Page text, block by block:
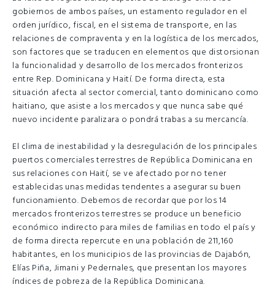
gobiernos de ambos países, un estamento regulador en el
orden jurídico, fiscal, en el sistema de transporte, en las
relaciones de compraventa y en la logística de los mercados,
son factores que se traducen en elementos que distorsionan
la funcionalidad y desarrollo de los mercados fronterizos
entre Rep. Dominicana y Haití. De forma directa, esta
situación afecta al sector comercial, tanto dominicano como
haitiano, que asiste a los mercados y que nunca sabe qué
nuevo incidente paralizara o pondrá trabas a su mercancía.
El clima de inestabilidad y la desregulación de los principales
puertos comerciales terrestres de República Dominicana en
sus relaciones con Haití, se ve afectado por no tener
establecidas unas medidas tendentes a asegurar su buen
funcionamiento. Debemos de recordar que por los 14
mercados fronterizos terrestres se produce un beneficio
económico indirecto para miles de familias en todo el país y
de forma directa repercute en una población de 211,160
habitantes, en los municipios de las provincias de Dajabón,
Elías Piña, Jimani y Pedernales, que presentan los mayores
índices de pobreza de la República Dominicana.